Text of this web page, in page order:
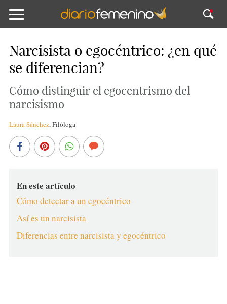
Narcisista o egocéntrico: ¿en qué
se diferencian?
Cómo distinguir el egocentrismo del
narcisismo
Laura Sánchez,Filóloga
En este artículo
Cómo detectar a un egocéntrico
Así es un narcisista
Diferencias entre narcisista y egocéntrico